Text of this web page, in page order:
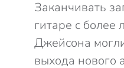
Заканчивать
гитаре с
Джейсона
выхода нового